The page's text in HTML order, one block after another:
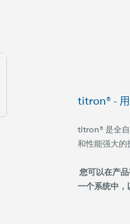
titron® -
titron® 是全
和性能强大的
您可以在产
一个系统中，